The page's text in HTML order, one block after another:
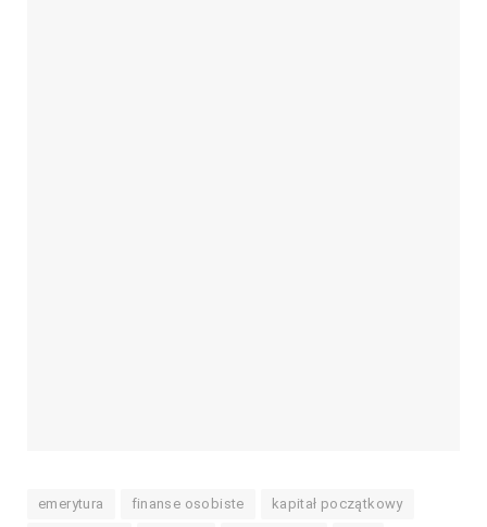
emerytura finanse osobiste kapitał początkowy